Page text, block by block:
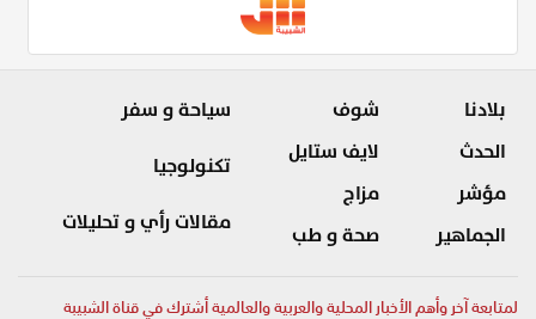
بلادنا
الحدث
مؤشر
الجماهير
شوف
لايف ستايل
مزاج
صحة و طب
سياحة و سفر
تكنولوجيا
مقالات رأي و تحليلات
لمتابعة آخر وأهم الأخبار المحلية والعربية والعالمية أشترك في قناة الشبيبة